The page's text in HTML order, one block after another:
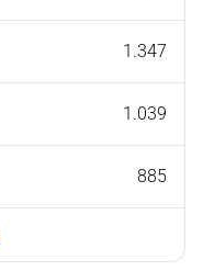
1.347
1.039
885